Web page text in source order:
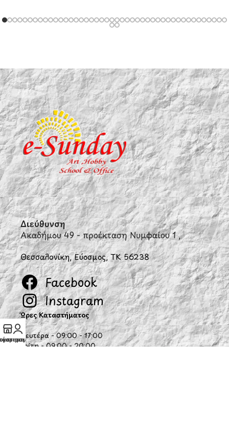
Διεύθυνση
Ακαδήμου 49 - προέκταση Νυμφαίου 1 ,
Θεσσαλονίκη, Εύοσμος, ΤΚ 56238
Facebook
Instagram
Ώρες Καταστήματος
Δευτέρα - 09:00 - 17:00
Τρίτη - 09:00 - 20:00
μου